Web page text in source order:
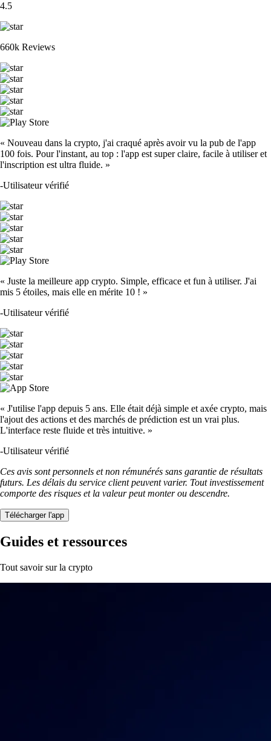
4.5
660k Reviews
« Nouveau dans la crypto, j'ai craqué après avoir vu la pub de l'app
100 fois. Pour l'instant, au top : l'app est super claire, facile à utiliser et
l'inscription est ultra fluide. »
-Utilisateur vérifié
« Juste la meilleure app crypto. Simple, efficace et fun à utiliser. J'ai
mis 5 étoiles, mais elle en mérite 10 ! »
-Utilisateur vérifié
« J'utilise l'app depuis 5 ans. Elle était déjà simple et axée crypto, mais
l'ajout des actions et des marchés de prédiction est un vrai plus.
L'interface reste fluide et très intuitive. »
-Utilisateur vérifié
Ces avis sont personnels et non rémunérés sans garantie de résultats
futurs. Les délais du service client peuvent varier. Tout investissement
comporte des risques et la valeur peut monter ou descendre.
Télécharger l'app
Guides et ressources
Tout savoir sur la crypto